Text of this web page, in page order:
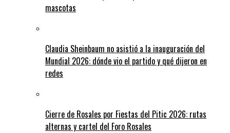
mascotas
Claudia Sheinbaum no asistió a la inauguración del
Mundial 2026: dónde vio el partido y qué dijeron en
redes
Cierre de Rosales por Fiestas del Pitic 2026: rutas
alternas y cartel del Foro Rosales